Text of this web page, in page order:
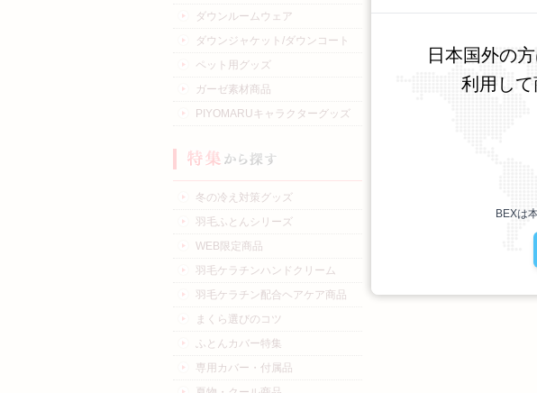
ダウンルームウェア
ダウンジャケット/ダウンコート
ペット用グッズ
ガーゼ素材商品
PIYOMARUキャラクターグッズ
冬の冷え対策グッズ
羽毛ふとんシリーズ
WEB限定商品
羽毛ケラチンハンドクリーム
羽毛ケラチン配合ヘアケア商品
まくら選びのコツ
ふとんカバー特集
専用カバー・付属品
日本国外の
利用して
BEXは